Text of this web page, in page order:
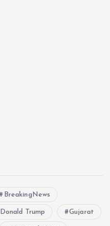
BreakingNews
Donald Trump Gujarat